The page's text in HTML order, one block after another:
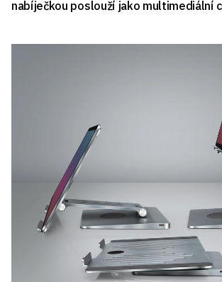
nabíječkou poslouží jako multimediální